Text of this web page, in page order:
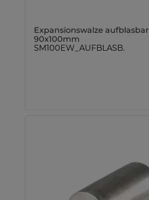
Expansionswalze aufblasbar
90x100mm
SM100EW_AUFBLASB.